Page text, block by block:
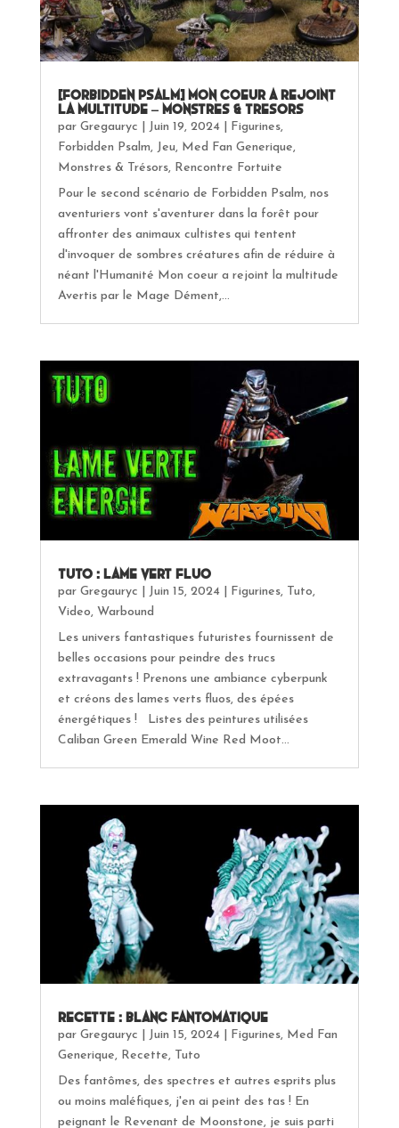
[Forbidden Psalm] Mon coeur a rejoint
la multitude – Monstres & Tresors
par Gregauryc Juin 19, 2024| Figurines,
Forbidden Psalm, Jeu, Med Fan Generique,
Monstres & Trésors, Rencontre Fortuite
Pour le second scénario de Forbidden Psalm, nos
aventuriers vont s'aventurer dans la forêt pour
affronter des animaux cultistes qui tentent
d'invoquer de sombres créatures afin de réduire à
néant l'Humanité Mon coeur a rejoint la multitude
Avertis par le Mage Dément,...
Tuto : lame vert fluo
par Gregauryc Juin 15, 2024| Figurines, Tuto,
Video, Warbound
Les univers fantastiques futuristes fournissent de
belles occasions pour peindre des trucs
extravagants ! Prenons une ambiance cyberpunk
et créons des lames verts fluos, des épées
énergétiques ! Listes des peintures utilisées
Caliban Green Emerald Wine Red Moot...
Recette : Blanc Fantomatique
par Gregauryc Juin 15, 2024| Figurines, Med Fan
Generique, Recette, Tuto
Des fantômes, des spectres et autres esprits plus
ou moins maléfiques, j'en ai peint des tas ! En
peignant le Revenant de Moonstone, je suis parti